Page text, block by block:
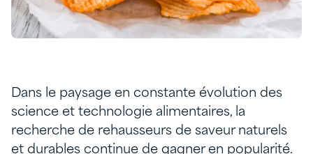
Dans le paysage en constante évolution des
science et technologie alimentaires, la
recherche de rehausseurs de saveur naturels
et durables continue de gagner en popularité.